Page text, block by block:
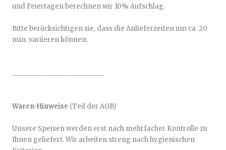
und Feiertagen berechnen wir 10% Aufschlag.
Bitte berücksichtigen sie, dass die Anlieferzeiten um ca. 20
min. variieren können.
Waren-Hinweise (Teil der AGB)
Unsere Speisen werden erst nach mehrfacher Kontrolle zu
Ihnen geliefert. Wir arbeiten streng nach hygienischen